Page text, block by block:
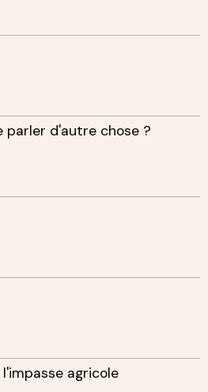
d'autre chose ?
agricole